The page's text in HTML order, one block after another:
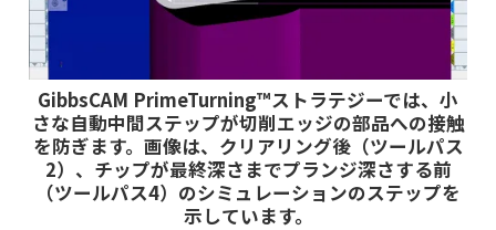
GibbsCAM PrimeTurning™ストラテジーでは、小
さな自動中間ステップが切削エッジの部品への接触
を防ぎます。画像は、クリアリング後（ツールパス
2）、チップが最終深さまでプランジ深さする前
（ツールパス4）のシミュレーションのステップを
示しています。